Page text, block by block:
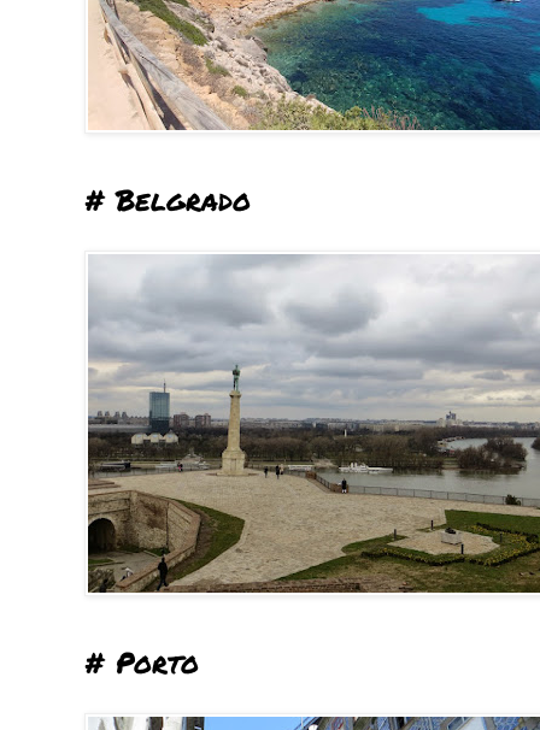
# Belgrado
# Porto